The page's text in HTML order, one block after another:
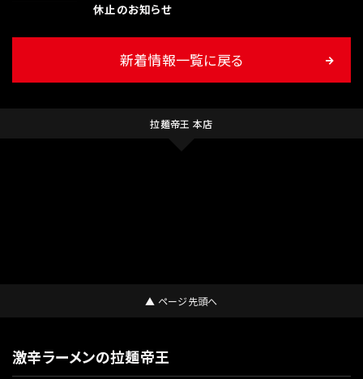
休止のお知らせ
新着情報一覧に戻る
拉麺帝王 本店
▲ ページ先頭へ
激辛ラーメンの拉麺帝王